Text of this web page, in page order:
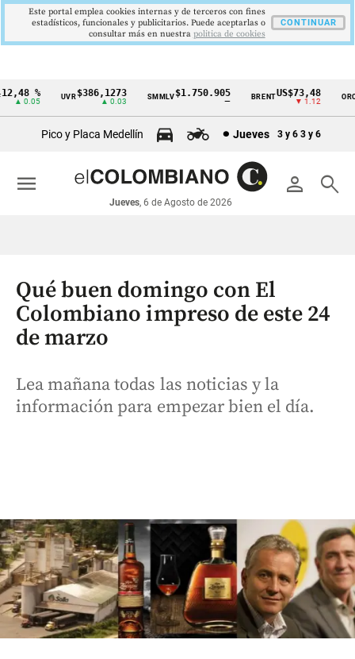
Cintillo
económicos
Colombia
%
▲ 0.05
UVR$386,1273
▲ 0.03
SMMLV$1.750.905 BRENTUS$73,48
▼ 1.12
ORO
Pico y Placa Medellín Jueves 3 y 6 3 y 6
person search
Jueves, 6 de Agosto de 2026
menu
Qué buen domingo con El
Colombiano impreso de este 24
de marzo
Lea mañana todas las noticias y la
información para empezar bien el día.
Este portal emplea cookies internas y de terceros con fines
estadísticos, funcionales y publicitarios. Puede aceptarlas o
consultar más en nuestra politica de cookies
CONTINUAR